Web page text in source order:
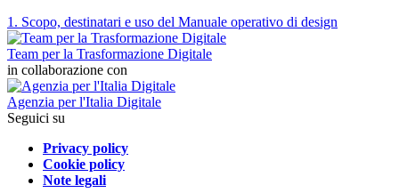
1. Scopo, destinatari e uso del Manuale operativo di design
Team per la Trasformazione Digitale
in collaborazione con
Agenzia per l'Italia Digitale
Seguici su
Privacy policy
Cookie policy
Note legali